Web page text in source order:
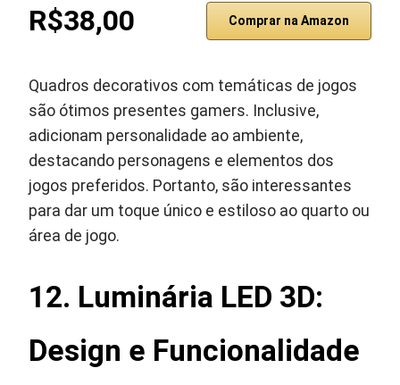
R$38,00 Comprar na Amazon
Quadros decorativos com temáticas de jogos
são ótimos presentes gamers. Inclusive,
adicionam personalidade ao ambiente,
destacando personagens e elementos dos
jogos preferidos. Portanto, são interessantes
para dar um toque único e estiloso ao quarto ou
área de jogo.
12. Luminária LED 3D:
Design e Funcionalidade